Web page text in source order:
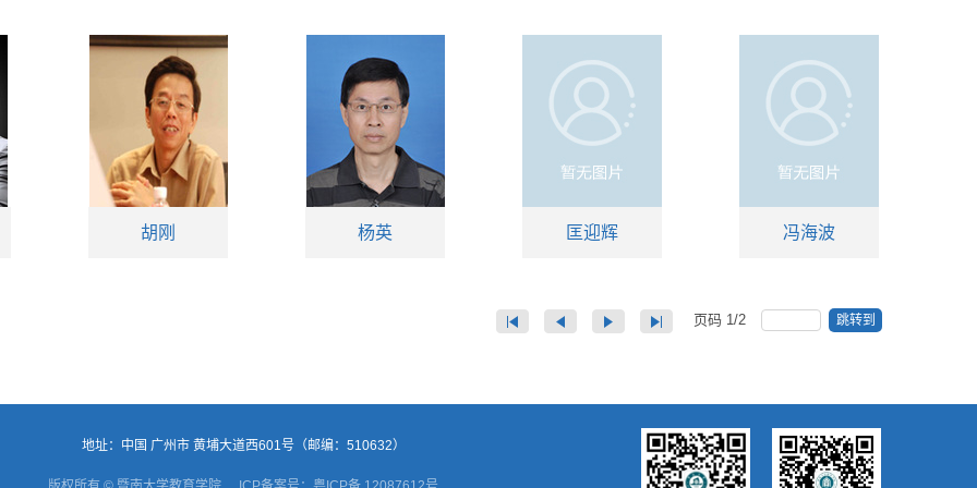
胡刚 杨英 匡迎辉 冯海波
页码 1/2 跳转到
地址：中国 广州市 黄埔大道西601号（邮编：510632）